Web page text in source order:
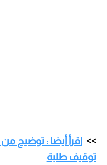
اقرأ أيضا : توضيح من
توقيف طلبة